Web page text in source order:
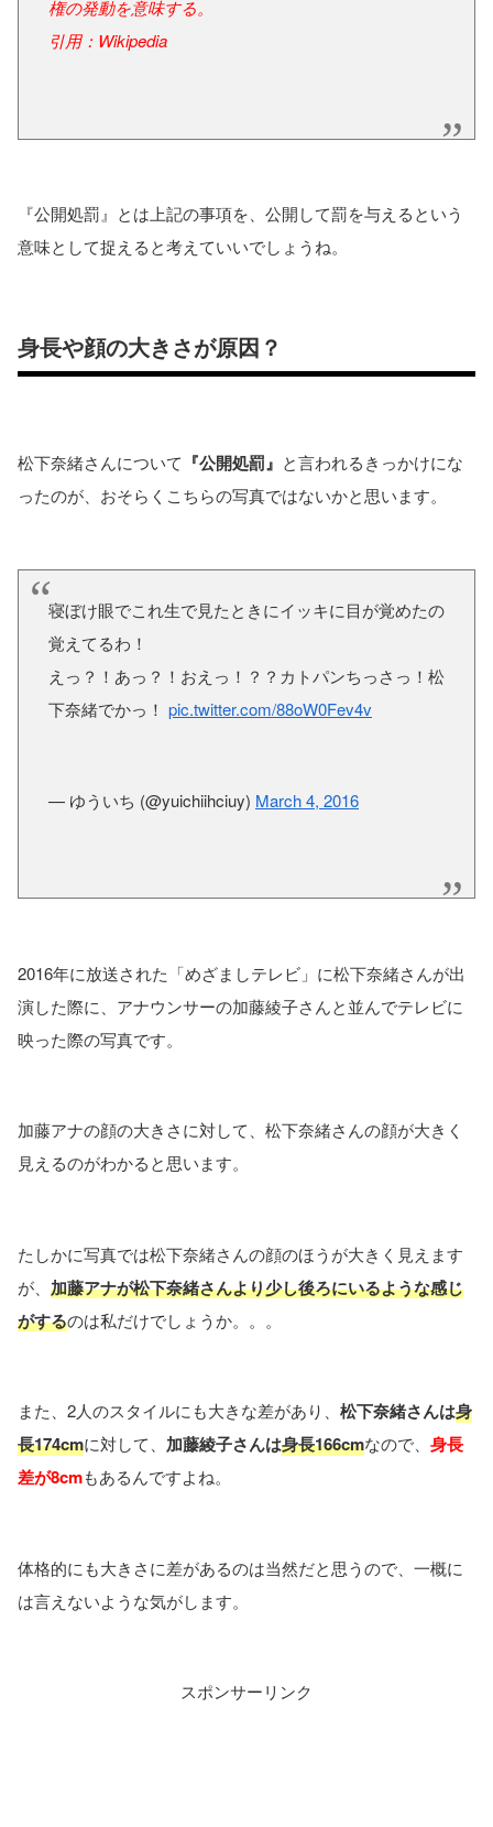
権の発動を意味する。
引用：Wikipedia
『公開処罰』とは上記の事項を、公開して罰を与えるという
意味として捉えると考えていいでしょうね。
身長や顔の大きさが原因？
松下奈緒さんについて 『公開処罰』 と言われるきっかけにな
ったのが、おそらくこちらの写真ではないかと思います。
寝ぼけ眼でこれ生で見たときにイッキに目が覚めたの
覚えてるわ！
えっ？！あっ？！おえっ！？？カトパンちっさっ！松
下奈緒でかっ！ pic.twitter.com/88oW0Fev4v
— ゆういち (@yuichiihciuy) March 4, 2016
2016年に放送された「めざましテレビ」に松下奈緒さんが出
演した際に、アナウンサーの加藤綾子さんと並んでテレビに
映った際の写真です。
加藤アナの顔の大きさに対して、松下奈緒さんの顔が大きく
見えるのがわかると思います。
たしかに写真では松下奈緒さんの顔のほうが大きく見えます
が、 加藤アナが松下奈緒さんより少し後ろにいるような感じ
がするのは私だけでしょうか。。。
また、2人のスタイルにも大きな差があり、 松下奈緒さんは身
長174cmに対して、 加藤綾子さんは身長166cmなので、 身長
差が8cmもあるんですよね。
体格的にも大きさに差があるのは当然だと思うので、一概に
は言えないような気がします。
スポンサーリンク